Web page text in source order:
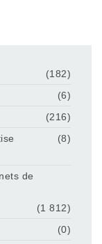
(182)
(6)
(216)
(8)
de
(1 812)
(0)